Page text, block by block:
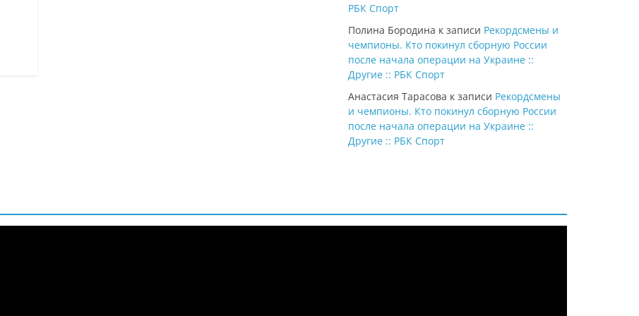
РБК Спорт
Полина Бородина к записи Рекордсмены и
чемпионы. Кто покинул сборную России
после начала операции на Украине ::
Другие :: РБК Спорт
Анастасия Тарасова к записи Рекордсмены
и чемпионы. Кто покинул сборную России
после начала операции на Украине ::
Другие :: РБК Спорт